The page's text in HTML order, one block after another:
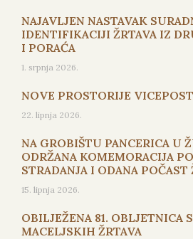
NAJAVLJEN NASTAVAK
IDENTIFIKACIJI ŽRTAVA IZ
I PORAĆA
1. srpnja 2026.
NOVE PROSTORIJE
22. lipnja 2026.
NA GROBIŠTU PANCERICA U
ODRŽANA KOMEMORACIJA
STRADANJA I ODANA POČAST
15. lipnja 2026.
OBILJEŽENA 81. OBLJETNICA
MACELJSKIH ŽRTAVA